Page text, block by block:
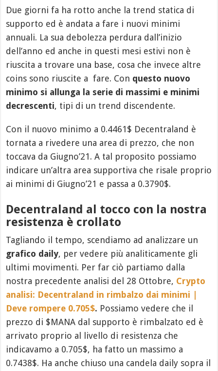
Due giorni fa ha rotto anche la trend statica di
supporto ed è andata a fare i nuovi minimi
annuali. La sua debolezza perdura dall’inizio
dell’anno ed anche in questi mesi estivi non è
riuscita a trovare una base, cosa che invece altre
coins sono riuscite a fare. Con questo nuovo
minimo si allunga la serie di massimi e minimi
decrescenti, tipi di un trend discendente.
Con il nuovo minimo a 0.4461$ Decentraland è
tornata a rivedere una area di prezzo, che non
toccava da Giugno’21. A tal proposito possiamo
indicare un’altra area supportiva che risale proprio
ai minimi di Giugno’21 e passa a 0.3790$.
Decentraland al tocco con la nostra
resistenza è crollato
Tagliando il tempo, scendiamo ad analizzare un
grafico daily, per vedere più analiticamente gli
ultimi movimenti. Per far ciò partiamo dalla
nostra precedente analisi del 28 Ottobre, Crypto
analisi: Decentraland in rimbalzo dai minimi |
Deve rompere 0.705$. Possiamo vedere che il
prezzo di $MANA dal supporto è rimbalzato ed è
arrivato proprio al livello di resistenza che
indicavamo a 0.705$, ha fatto un massimo a
0.7438$. Ha anche chiuso una candela daily sopra il